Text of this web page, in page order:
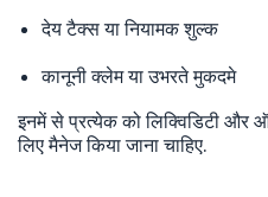
देय टैक्स या नियामक शुल्क
कानूनी क्लेम या उभरते मुकदमे
इनमें से प्रत्येक को लिक्विडिटी और
लिए मैनेज किया जाना चाहिए.